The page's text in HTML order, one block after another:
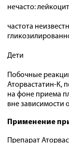
нечасто:
частота
Дети
Побочные
Аторвастатин-К,
на фоне приема
вне зависимости
Применение
Препарат